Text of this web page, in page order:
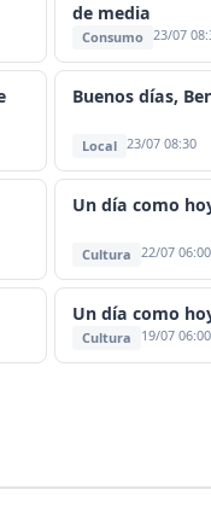
de media
Consumo 23/07
Buenos días,
Local 23/07 08:30
Un día como
Cultura 22/07 06:00
Un día como
Cultura 19/07 06:00